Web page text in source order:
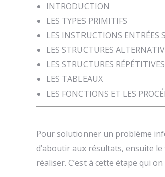
INTRODUCTION
LES TYPES PRIMITIFS
LES INSTRUCTIONS ENTRÉES
LES STRUCTURES
LES STRUCTURES RÉPÉTITIVES
LES TABLEAUX
LES FONCTIONS ET LES
Pour solutionner un problème
d’aboutir aux résultats, ensuite
réaliser. C’est à cette étape qui